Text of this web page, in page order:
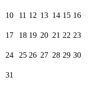
10 11 12 13 14 15 16
17 18 19 20 21 22 23
24 25 26 27 28 29 30
31